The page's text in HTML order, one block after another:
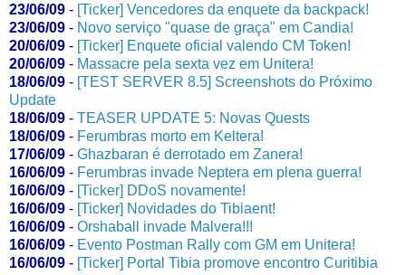
23/06/09 - [Ticker] Vencedores da enquete da backpack!
23/06/09 - Novo serviço "quase de graça" em Candia!
20/06/09 - [Ticker] Enquete oficial valendo CM Token!
20/06/09 - Massacre pela sexta vez em Unitera!
18/06/09 - [TEST SERVER 8.5] Screenshots do Próximo
Update
18/06/09 - TEASER UPDATE 5: Novas Quests
18/06/09 - Ferumbras morto em Keltera!
17/06/09 - Ghazbaran é derrotado em Zanera!
16/06/09 - Ferumbras invade Neptera em plena guerra!
16/06/09 - [Ticker] DDoS novamente!
16/06/09 - [Ticker] Novidades do Tibiaent!
16/06/09 - Orshaball invade Malvera!!!
16/06/09 - Evento Postman Rally com GM em Unitera!
16/06/09 - [Ticker] Portal Tibia promove encontro Curitibia